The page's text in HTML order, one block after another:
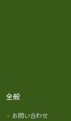
全般
- お問い合わせ